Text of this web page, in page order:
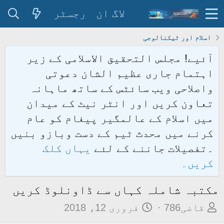
لاگ ان رجسٹر
اسلام اور ٹیکنالوجی
آئیے! مجلس التحقیق الاسلامی کے زیر
اہتمام جاری عظیم الشان دعوتی
واصلاحی ویب سائٹس کے ساتھ ماہانہ
تعاون کریں اور انٹر نیٹ کے میدان
میں اسلام کے عالمگیر پیغام کو عام
کرنے میں محدث ٹیم کے دست وبازو بنیں
۔تفصیلات جاننے کے لئے یہاں کلک
کریں۔
مکتبہ شاملہ کہاں سے ڈاونلوڈ کریں
مقاضی786
تفروری 12، 2018